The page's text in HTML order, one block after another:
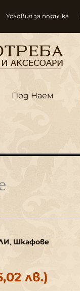
Условия за поръчка
Под Наем
, Шкафове
лв.)